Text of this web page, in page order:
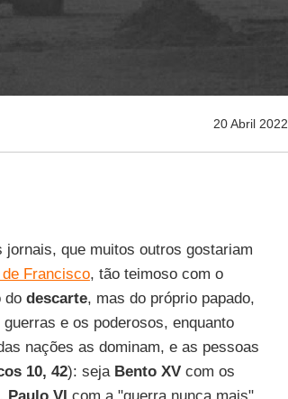
20 Abril 2022
que muitos outros gostariam
Francisco, tão teimoso com o
do descarte, mas do próprio papado,
e os poderosos, enquanto
nações as dominam, e as pessoas
10, 42): seja Bento XVcom os